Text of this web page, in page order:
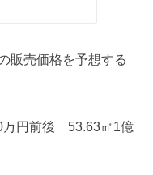
販売価格を予想する
万円前後 53.63㎡1億